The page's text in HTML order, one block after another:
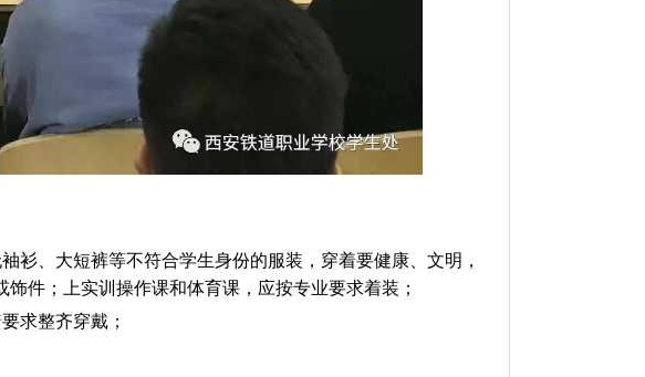
衫、大短裤等不符合学生身份的服装，穿着要健康、文明，
件；上实训操作课和体育课，应按专业要求着装；
求整齐穿戴；